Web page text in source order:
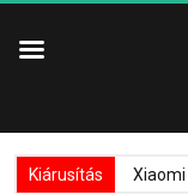
Kiárusítás Xiaomi